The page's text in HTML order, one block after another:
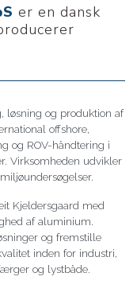
er en dansk
løsning og produktion af
offshore,
og ROV-håndtering i
Virksomheden udvikler
Kjeldersgaard med
af aluminium.
og fremstille
inden for industri,
og lystbåde.